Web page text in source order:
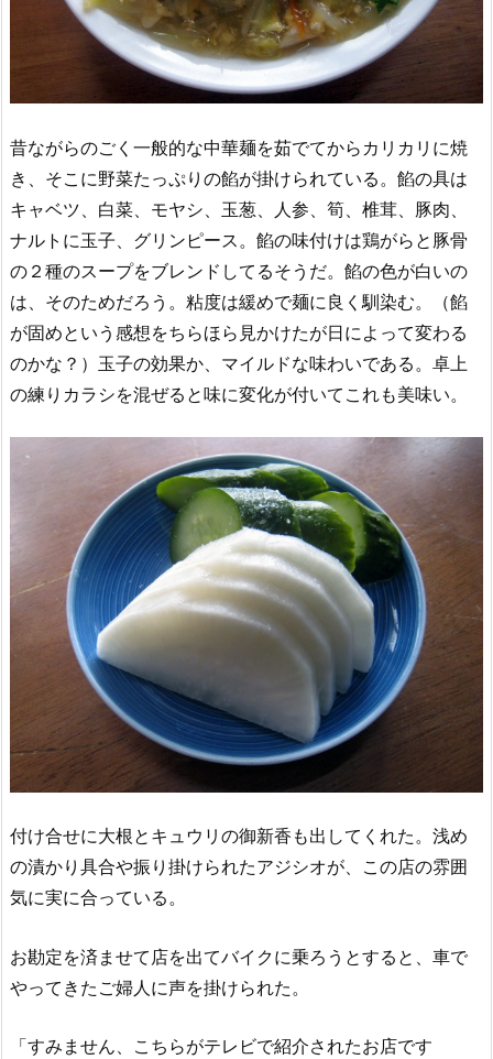
昔ながらのごく一般的な中華麺を茹でてからカリカリに焼
き、そこに野菜たっぷりの餡が掛けられている。餡の具は
キャベツ、白菜、モヤシ、玉葱、人参、筍、椎茸、豚肉、
ナルトに玉子、グリンピース。餡の味付けは鶏がらと豚骨
の２種のスープをブレンドしてるそうだ。餡の色が白いの
は、そのためだろう。粘度は緩めで麺に良く馴染む。（餡
が固めという感想をちらほら見かけたが日によって変わる
のかな？）玉子の効果か、マイルドな味わいである。卓上
の練りカラシを混ぜると味に変化が付いてこれも美味い。
付け合せに大根とキュウリの御新香も出してくれた。浅め
の漬かり具合や振り掛けられたアジシオが、この店の雰囲
気に実に合っている。
お勘定を済ませて店を出てバイクに乗ろうとすると、車で
やってきたご婦人に声を掛けられた。
「すみません、こちらがテレビで紹介されたお店です